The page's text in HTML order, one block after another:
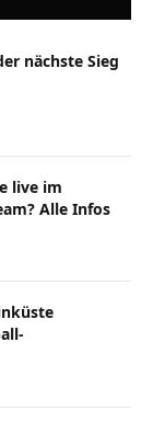
nächste Sieg
live im
Alle Infos